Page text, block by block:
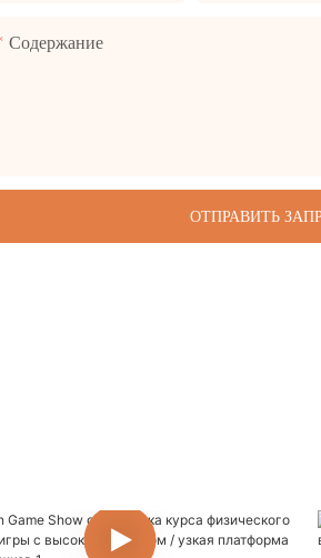
Содержание
ОТПРАВИТЬ